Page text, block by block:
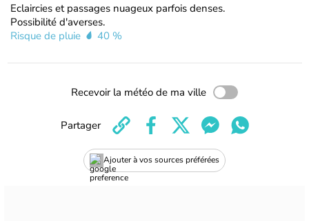
Eclaircies et passages nuageux parfois denses.
Possibilité d'averses.
Risque de pluie
40 %
Recevoir la météo de ma ville
Ajouter à vos sources préférées
Partager